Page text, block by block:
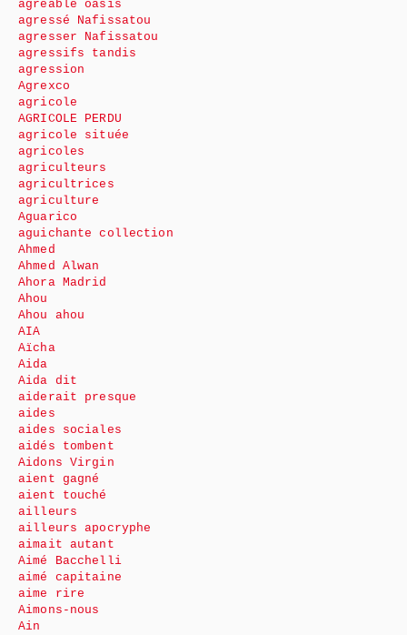
agréable oasis
agressé Nafissatou
agresser Nafissatou
agressifs tandis
agression
Agrexco
agricole
AGRICOLE PERDU
agricole située
agricoles
agriculteurs
agricultrices
agriculture
Aguarico
aguichante collection
Ahmed
Ahmed Alwan
Ahora Madrid
Ahou
Ahou ahou
AIA
Aïcha
Aida
Aida dit
aiderait presque
aides
aides sociales
aidés tombent
Aidons Virgin
aient gagné
aient touché
ailleurs
ailleurs apocryphe
aimait autant
Aimé Bacchelli
aimé capitaine
aime rire
Aimons-nous
Ain